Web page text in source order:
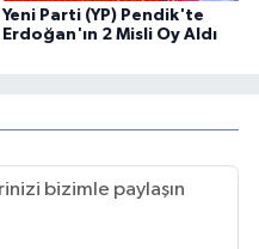
Yeni Parti (YP) Pendik'te
Erdoğan'ın 2 Misli Oy Aldı